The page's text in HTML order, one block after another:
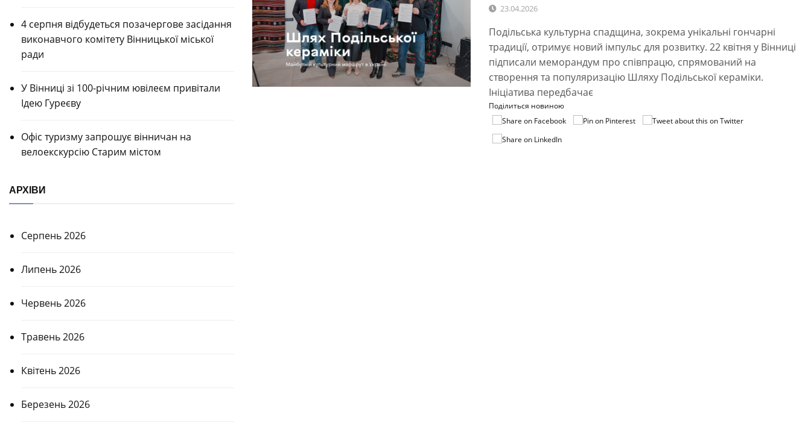
4 серпня відбудеться позачергове засідання
виконавчого комітету Вінницької міської
ради
У Вінниці зі 100-річним ювілеєм привітали
Ідею Гуреєву
Офіс туризму запрошує вінничан на
велоекскурсію Старим містом
АРХІВИ
Серпень 2026
Липень 2026
Червень 2026
Травень 2026
Квітень 2026
Березень 2026
23.04.2026
Подільська культурна спадщина, зокрема унікальні гончарні
традиції, отримує новий імпульс для розвитку. 22 квітня у Вінниці
підписали меморандум про співпрацю, спрямований на
створення та популяризацію Шляху Подільської кераміки.
Ініціатива передбачає
Поділиться новиною